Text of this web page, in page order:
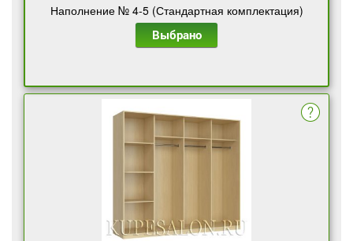
Наполнение № 4-5 (Стандартная комплектация)
Выбрано